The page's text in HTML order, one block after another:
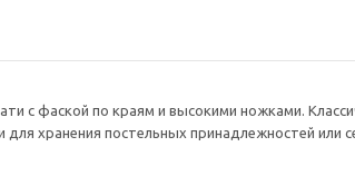
с фаской по краям и высокими ножками.
для хранения постельных принадлежностей или